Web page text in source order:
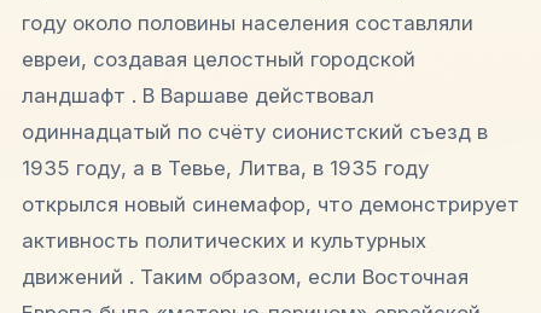
году около половины населения составляли
евреи, создавая целостный городской
ландшафт . В Варшаве действовал
одиннадцатый по счёту сионистский съезд в
1935 году, а в Тевье, Литва, в 1935 году
открылся новый синемафор, что демонстрирует
активность политических и культурных
движений . Таким образом, если Восточная